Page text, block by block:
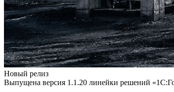
Новый релиз
Выпущена версия 1.1.20 линейки решений